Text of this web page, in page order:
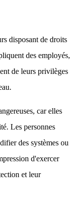
disposant de droits
des employés,
de leurs privilèges
car elles
Les personnes
des systèmes ou
d'exercer
et leur